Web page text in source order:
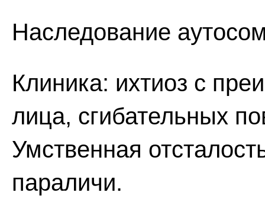
Наследование
Клиника: ихтиоз с
лица, сгибательных
Умственная
параличи.